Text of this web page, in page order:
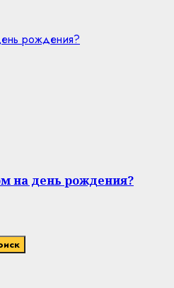
рождения?
на день рождения?